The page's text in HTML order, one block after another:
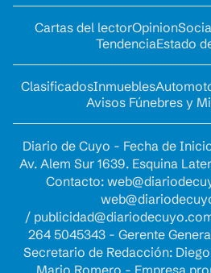
Cartas del lectorOpinion
TendenciaEstado
ClasificadosInmuebles
Avisos Fúnebres y
Diario de Cuyo - Fecha de
Av. Alem Sur 1639. Esquina
Contacto:
/
264 5045343 - Gerente
Secretario de Redacción: